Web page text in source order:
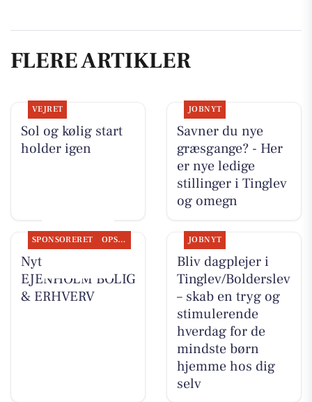
FLERE ARTIKLER
VEJRET
Sol og kølig start
holder igen
JOBNYT
Savner du nye
græsgange? - Her
er nye ledige
stillinger i Tinglev
og omegn
SPONSORERET OPSLAGSTAVLEN
Nyt fra
EJENHOLM BOLIG
& ERHVERV
JOBNYT
Bliv dagplejer i
Tinglev/Bolderslev
– skab en tryg og
stimulerende
hverdag for de
mindste børn
hjemme hos dig
selv